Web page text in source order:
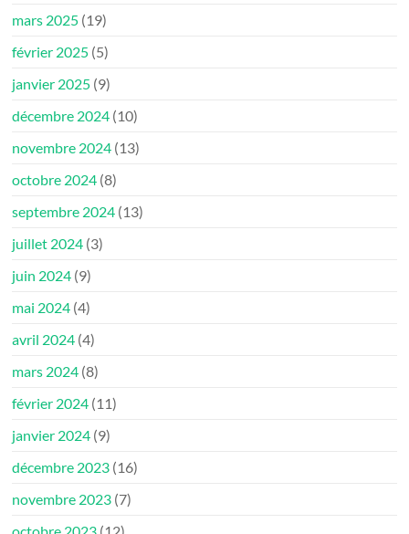
mars 2025 (19)
février 2025 (5)
janvier 2025 (9)
décembre 2024 (10)
novembre 2024 (13)
octobre 2024 (8)
septembre 2024 (13)
juillet 2024 (3)
juin 2024 (9)
mai 2024 (4)
avril 2024 (4)
mars 2024 (8)
février 2024 (11)
janvier 2024 (9)
décembre 2023 (16)
novembre 2023 (7)